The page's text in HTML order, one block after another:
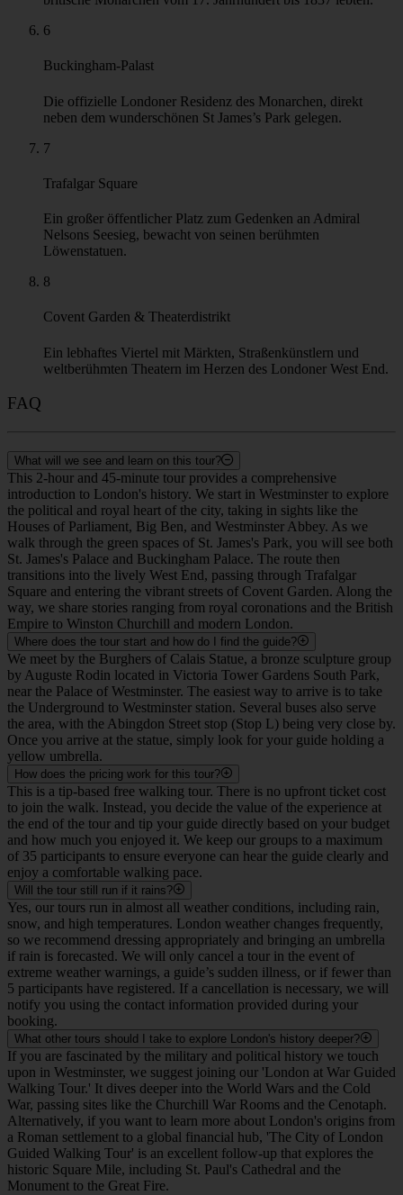
6
Buckingham-Palast
Die offizielle Londoner Residenz des Monarchen, direkt
neben dem wunderschönen St James’s Park gelegen.
7
Trafalgar Square
Ein großer öffentlicher Platz zum Gedenken an Admiral
Nelsons Seesieg, bewacht von seinen berühmten
Löwenstatuen.
8
Covent Garden & Theaterdistrikt
Ein lebhaftes Viertel mit Märkten, Straßenkünstlern und
weltberühmten Theatern im Herzen des Londoner West End.
FAQ
What will we see and learn on this tour?
This 2-hour and 45-minute tour provides a comprehensive
introduction to London's history. We start in Westminster to explore
the political and royal heart of the city, taking in sights like the
Houses of Parliament, Big Ben, and Westminster Abbey. As we
walk through the green spaces of St. James's Park, you will see both
St. James's Palace and Buckingham Palace. The route then
transitions into the lively West End, passing through Trafalgar
Square and entering the vibrant streets of Covent Garden. Along the
way, we share stories ranging from royal coronations and the British
Empire to Winston Churchill and modern London.
Where does the tour start and how do I find the guide?
We meet by the Burghers of Calais Statue, a bronze sculpture group
by Auguste Rodin located in Victoria Tower Gardens South Park,
near the Palace of Westminster. The easiest way to arrive is to take
the Underground to Westminster station. Several buses also serve
the area, with the Abingdon Street stop (Stop L) being very close by.
Once you arrive at the statue, simply look for your guide holding a
yellow umbrella.
How does the pricing work for this tour?
This is a tip-based free walking tour. There is no upfront ticket cost
to join the walk. Instead, you decide the value of the experience at
the end of the tour and tip your guide directly based on your budget
and how much you enjoyed it. We keep our groups to a maximum
of 35 participants to ensure everyone can hear the guide clearly and
enjoy a comfortable walking pace.
Will the tour still run if it rains?
Yes, our tours run in almost all weather conditions, including rain,
snow, and high temperatures. London weather changes frequently,
so we recommend dressing appropriately and bringing an umbrella
if rain is forecasted. We will only cancel a tour in the event of
extreme weather warnings, a guide’s sudden illness, or if fewer than
5 participants have registered. If a cancellation is necessary, we will
notify you using the contact information provided during your
booking.
What other tours should I take to explore London's history deeper?
If you are fascinated by the military and political history we touch
upon in Westminster, we suggest joining our 'London at War Guided
Walking Tour.' It dives deeper into the World Wars and the Cold
War, passing sites like the Churchill War Rooms and the Cenotaph.
Alternatively, if you want to learn more about London's origins from
a Roman settlement to a global financial hub, 'The City of London
Guided Walking Tour' is an excellent follow-up that explores the
historic Square Mile, including St. Paul's Cathedral and the
Monument to the Great Fire.